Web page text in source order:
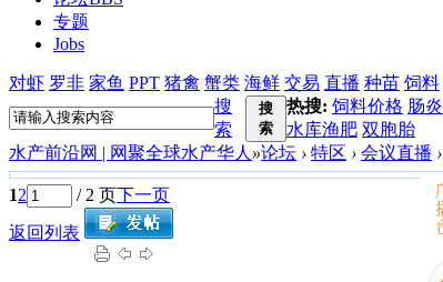
专题
Jobs
对虾 罗非 家鱼 PPT 猪禽 蟹类 海鲜 交易 直播 种苗 饲料
搜
索
搜
索
热搜: 饲料价格 肠炎
水库渔肥 双胞胎
水产前沿网 | 网聚全球水产华人 »论坛 › 特区 › 会议直播 ›
加州鲈鱼苗培育阶段主
12 / 2 页下一页
返回列表